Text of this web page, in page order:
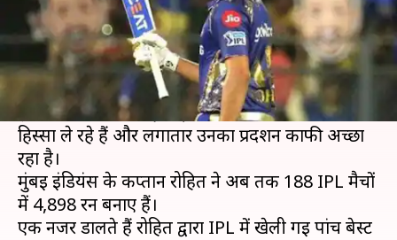
क्या है खबर?
भारत के ओपनर बल्लेबाज रोहित शर्मा टी-20 क्रिकेट के
सबसे बेहतरीन बल्लेबाजों में से एक हैं।
इंडियन प्रीमियर लीग (IPL) में रोहित पहले सीजन से ही
हिस्सा ले रहे हैं और लगातार उनका प्रदर्शन काफी अच्छा
रहा है।
मुंबई इंडियंस के कप्तान रोहित ने अब तक 188 IPL मैचों
में 4,898 रन बनाए हैं।
एक नजर डालते हैं रोहित द्वारा IPL में खेली गई पांच बेस्ट